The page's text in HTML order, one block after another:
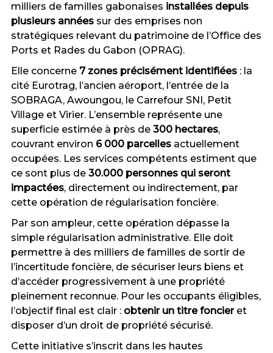
milliers de familles gabonaises installées depuis
plusieurs annéessur des emprises non
stratégiques relevant du patrimoine de l’Office des
Ports et Rades du Gabon (OPRAG).
Elle concerne 7 zones précisément identifiées : la
cité Eurotrag, l’ancien aéroport, l’entrée de la
SOBRAGA, Awoungou, le Carrefour SNI, Petit
Village et Virier. L’ensemble représente une
superficie estimée à près de 300 hectares,
couvrant environ 6 000 parcellesactuellement
occupées. Les services compétents estiment que
ce sont plus de 30.000 personnes qui seront
impactées, directement ou indirectement, par
cette opération de régularisation foncière.
Par son ampleur, cette opération dépasse la
simple régularisation administrative. Elle doit
permettre à des milliers de familles de sortir de
l’incertitude foncière, de sécuriser leurs biens et
d’accéder progressivement à une propriété
pleinement reconnue. Pour les occupants éligibles,
l’objectif final est clair : obtenir un titre foncieret
disposer d’un droit de propriété sécurisé.
Cette initiative s’inscrit dans les hautes